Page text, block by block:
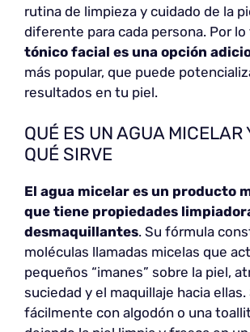
rutina de limpieza y cuidado de la
diferente para cada persona. Por
tónico facial es una opción
más popular, que puede
resultados en tu piel.
QUÉ ES UN AGUA MICELAR
QUÉ SIRVE
El agua micelar es un producto
que tiene propiedades
desmaquillantes. Su fórmula
moléculas llamadas micelas que
pequeños “imanes” sobre la piel,
suciedad y el maquillaje hacia
fácilmente con algodón o una